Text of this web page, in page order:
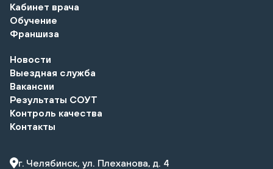
Кабинет врача
Обучение
Франшиза
Новости
Выездная служба
Вакансии
Результаты СОУТ
Контроль качества
Контакты
г. Челябинск, ул. Плеханова, д. 4